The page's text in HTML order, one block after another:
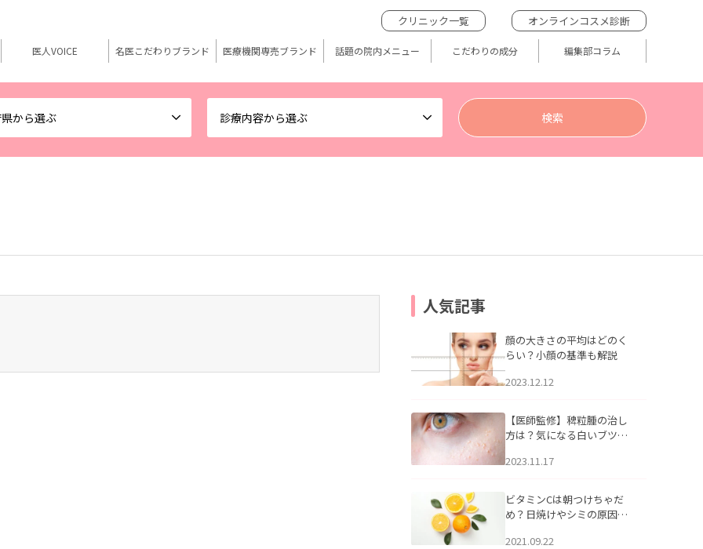
から選ぶ 診療内容から選ぶ
クリニック一覧 オンラインコスメ診断
医人VOICE 名医こだわりブランド 医療機関専売ブランド 話題の院内メニュー こだわりの成分 編集部コラム
人気記事
顔の大きさの平均はどのく
らい？小顔の基準も解説
2023.12.12
【医師監修】稗粒腫の治し
方は？気になる白いブツブ
アについて
2023.11.17
ビタミンCは朝つけちゃだ
め？日焼けやシミの原因に
2021.09.22